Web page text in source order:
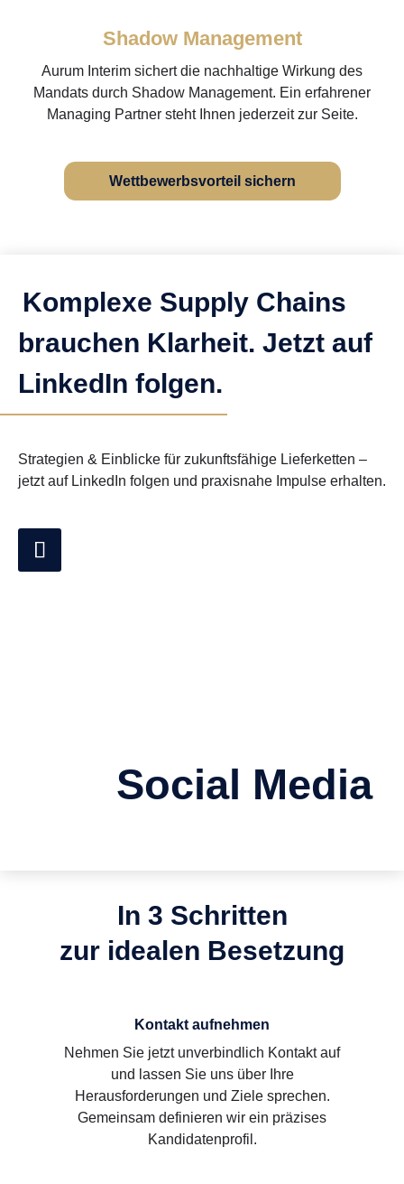
Shadow Management
Aurum Interim sichert die nachhaltige Wirkung des
Mandats durch Shadow Management. Ein erfahrener
Managing Partner steht Ihnen jederzeit zur Seite.
Wettbewerbsvorteil sichern
Komplexe Supply Chains
brauchen Klarheit. Jetzt auf
LinkedIn folgen.
Strategien & Einblicke für zukunftsfähige Lieferketten –
jetzt auf LinkedIn folgen und praxisnahe Impulse erhalten.
Social Media
In 3 Schritten
zur idealen Besetzung
Kontakt aufnehmen
Nehmen Sie jetzt unverbindlich Kontakt auf
und lassen Sie uns über Ihre
Herausforderungen und Ziele sprechen.
Gemeinsam definieren wir ein präzises
Kandidatenprofil.